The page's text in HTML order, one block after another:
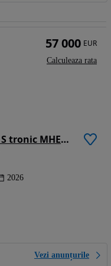
Audi Q3 Sportback 1.5 35 TFSI S tronic MHEV S Line
2026
Vezi anunțurile
57 000 EUR
Calculeaza rata